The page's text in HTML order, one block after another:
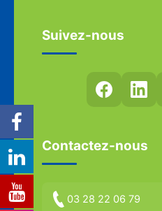
Suivez-nous
Contactez-nous
03 28 22 06 79